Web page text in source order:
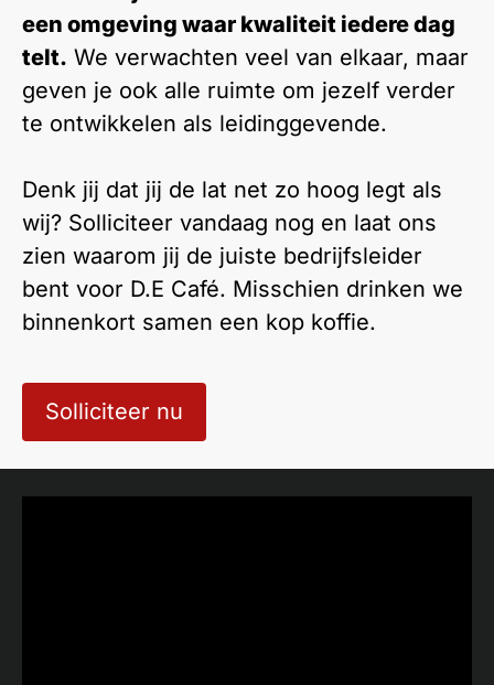
een omgeving waar kwaliteit iedere dag
telt. We verwachten veel van elkaar, maar
geven je ook alle ruimte om jezelf verder
te ontwikkelen als leidinggevende.
Denk jij dat jij de lat net zo hoog legt als
wij? Solliciteer vandaag nog en laat ons
zien waarom jij de juiste bedrijfsleider
bent voor D.E Café. Misschien drinken we
binnenkort samen een kop koffie.
Solliciteer nu